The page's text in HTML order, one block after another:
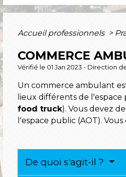
Accueil professionnels >
COMMERCE
Vérifié le 01 Jan 2023 - Direction
Un commerce ambulant
lieux différents de
food truck). Vous devez
l'espace public (AOT).
De quoi s'agit-il ?